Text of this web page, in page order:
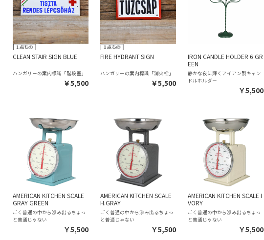
CLEAN STAIR SIGN BLUE
ハンガリーの案内標識「階段室」
￥5,500
FIRE HYDRANT SIGN
ハンガリーの案内標識「消火栓」
￥5,500
IRON CANDLE HOLDER 6 GR
EEN
静かな夜に輝くアイアン製キャン
ドルホルダー
￥5,500
AMERICAN KITCHEN SCALE
GRAY GREEN
ごく普通の中から滲み出るちょっ
と普通じゃない
￥5,500
AMERICAN KITCHEN SCALE
H.GRAY
ごく普通の中から滲み出るちょっ
と普通じゃない
￥5,500
AMERICAN KITCHEN SCALE I
VORY
ごく普通の中から滲み出るちょっ
と普通じゃない
￥5,500